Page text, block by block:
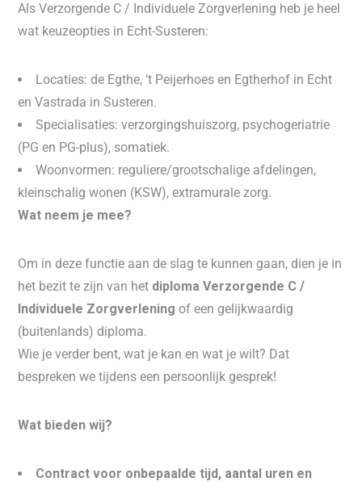
Als Verzorgende C / Individuele Zorgverlening heb je heel
wat keuzeopties in Echt-Susteren:
Locaties: de Egthe, ’t Peijerhoes en Egtherhof in Echt
en Vastrada in Susteren.
Specialisaties: verzorgingshuiszorg, psychogeriatrie
(PG en PG-plus), somatiek.
Woonvormen: reguliere/grootschalige afdelingen,
kleinschalig wonen (KSW), extramurale zorg.
Wat neem je mee?
Om in deze functie aan de slag te kunnen gaan, dien je in
het bezit te zijn van het diploma Verzorgende C /
Individuele Zorgverlening of een gelijkwaardig
(buitenlands) diploma.
Wie je verder bent, wat je kan en wat je wilt? Dat
bespreken we tijdens een persoonlijk gesprek!
Wat bieden wij?
Contract voor onbepaalde tijd, aantal uren en